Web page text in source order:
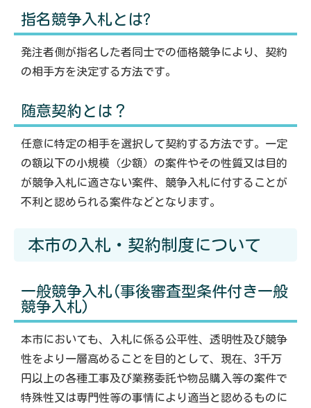
指名競争入札とは?
発注者側が指名した者同士での価格競争により、契約
の相手方を決定する方法です。
随意契約とは？
任意に特定の相手を選択して契約する方法です。一定
の額以下の小規模（少額）の案件やその性質又は目的
が競争入札に適さない案件、競争入札に付することが
不利と認められる案件などとなります。
本市の入札・契約制度について
一般競争入札(事後審査型条件付き一般
競争入札)
本市においても、入札に係る公平性、透明性及び競争
性をより一層高めることを目的として、現在、3千万
円以上の各種工事及び業務委託や物品購入等の案件で
特殊性又は専門性等の事情により適当と認めるものに